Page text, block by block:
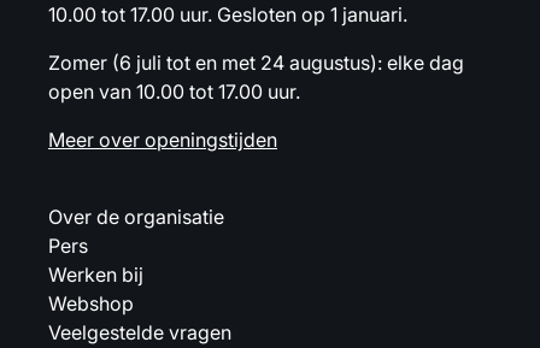
10.00 tot 17.00 uur. Gesloten op 1 januari.
Zomer (6 juli tot en met 24 augustus): elke dag
open van 10.00 tot 17.00 uur.
Meer over openingstijden
Over de organisatie
Pers
Werken bij
Webshop
Veelgestelde vragen